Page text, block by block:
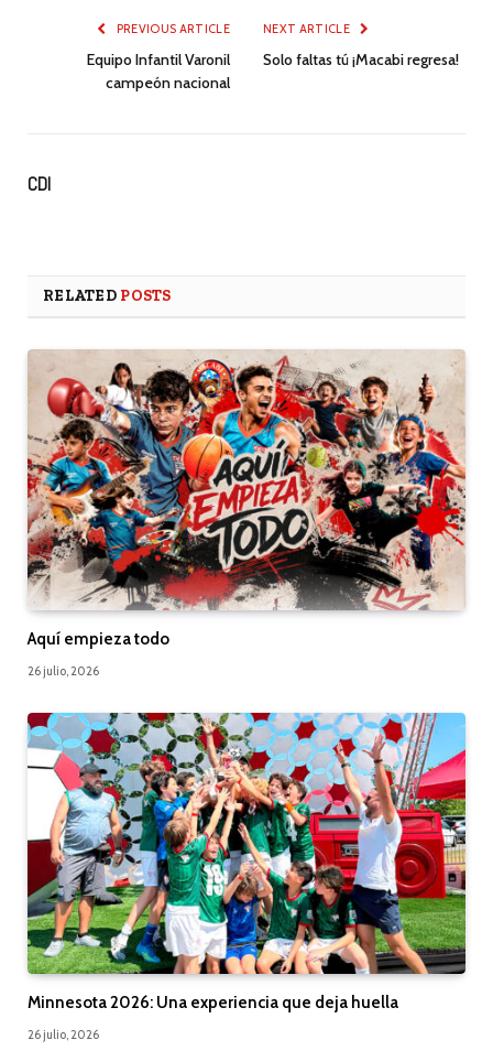
PREVIOUS ARTICLE
Equipo Infantil Varonil
campeón nacional
NEXT ARTICLE
Solo faltas tú ¡Macabi regresa!
CDI
RELATED POSTS
Aquí empieza todo
26 julio, 2026
Minnesota 2026: Una experiencia que deja huella
26 julio, 2026